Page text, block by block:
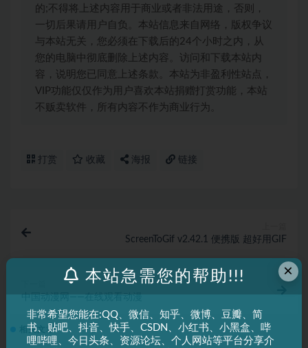
的;不得将上述内容用于商业或者非法用途，否则，
一切后果请用户自负。本站信息来自网络，版权争议
与本站无关，您必须在下载后的24个小时之内，从
您的电脑中彻底删除上述内容。访问和下载本站内
容，说明您已同意上述条款。本站为非盈利性站点，
VIP功能仅仅作为用户喜欢本站捐赠打赏功能，本站
不贩卖软件，所有内容不作为商业行为。
打赏 收藏 海报 链接
ScreenToGif v2.42.1 便携版 超好用GIF
中国动漫网——在线观看动漫
相关文章
×
本站急需您的帮助!!!
非常希望您能在:QQ、微信、知乎、微博、豆瓣、简
书、贴吧、抖音、快手、CSDN、小红书、小黑盒、哔
哩哔哩、今日头条、资源论坛、个人网站等平台分享介